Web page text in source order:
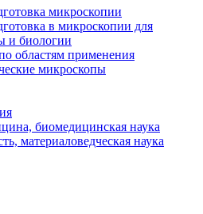
микроскопии
в микроскопии для
и биологии
областям применения
микроскопы
биомедицинская наука
материаловедческая наука